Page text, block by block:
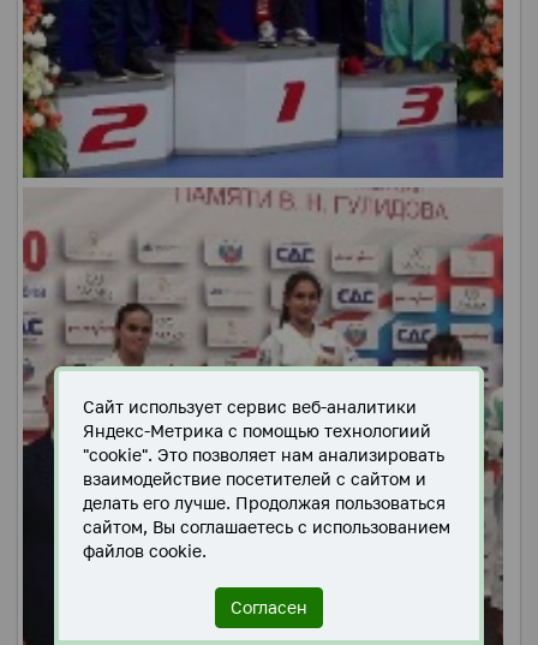
Сайт использует сервис веб-аналитики
Яндекс-Метрика с помощью технологиий
"cookie". Это позволяет нам анализировать
взаимодействие посетителей с сайтом и
делать его лучше. Продолжая пользоваться
сайтом, Вы соглашаетесь с использованием
файлов cookie.
Согласен